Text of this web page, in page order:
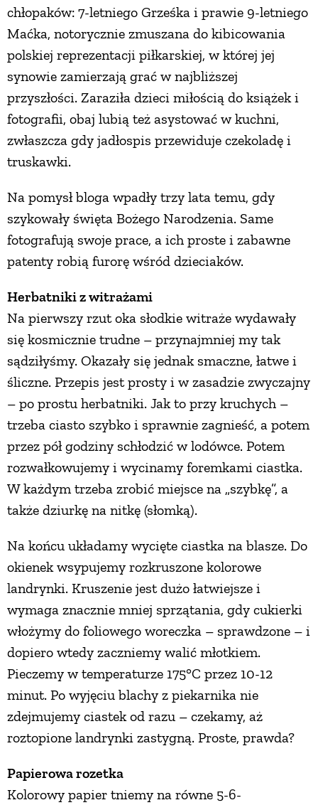
chłopaków: 7-letniego Grześka i prawie 9-letniego
Maćka, notorycznie zmuszana do kibicowania
polskiej reprezentacji piłkarskiej, w której jej
synowie zamierzają grać w najbliższej
przyszłości. Zaraziła dzieci miłością do książek i
fotografii, obaj lubią też asystować w kuchni,
zwłaszcza gdy jadłospis przewiduje czekoladę i
truskawki.
Na pomysł bloga wpadły trzy lata temu, gdy
szykowały święta Bożego Narodzenia. Same
fotografują swoje prace, a ich proste i zabawne
patenty robią furorę wśród dzieciaków.
Herbatniki z witrażami
Na pierwszy rzut oka słodkie witraże wydawały
się kosmicznie trudne – przynajmniej my tak
sądziłyśmy. Okazały się jednak smaczne, łatwe i
śliczne. Przepis jest prosty i w zasadzie zwyczajny
– po prostu herbatniki. Jak to przy kruchych –
trzeba ciasto szybko i sprawnie zagnieść, a potem
przez pół godziny schłodzić w lodówce. Potem
rozwałkowujemy i wycinamy foremkami ciastka.
W każdym trzeba zrobić miejsce na „szybkę”, a
także dziurkę na nitkę (słomką).
Na końcu układamy wycięte ciastka na blasze. Do
okienek wsypujemy rozkruszone kolorowe
landrynki. Kruszenie jest dużo łatwiejsze i
wymaga znacznie mniej sprzątania, gdy cukierki
włożymy do foliowego woreczka – sprawdzone – i
dopiero wtedy zaczniemy walić młotkiem.
Pieczemy w temperaturze 175°C przez 10-12
minut. Po wyjęciu blachy z piekarnika nie
zdejmujemy ciastek od razu – czekamy, aż
roztopione landrynki zastygną. Proste, prawda?
Papierowa rozetka
Kolorowy papier tniemy na równe 5-6-
RĘKODZIEŁO
RZEMIOSŁO
ZWYCZAJE
PRZEPISY
ŚNIADANIA
PRZYSTAWKI
ZUPY
DANIA GŁÓWNE
CIASTA I DESERY
DODATKI
PRZETWORY
INNE